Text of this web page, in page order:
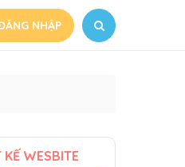
NHẬP
KẾ WESBITE